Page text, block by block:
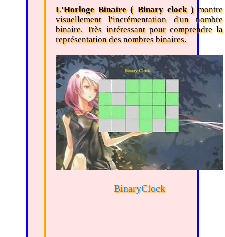
L'Horloge Binaire ( Binary clock )montre
visuellement l'incrémentation d'un nombre
binaire. Très intéressant pour comprendre la
représentation des nombres binaires.
BinaryClock